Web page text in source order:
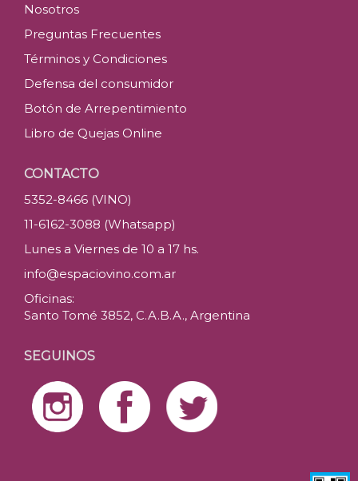
Nosotros
Preguntas Frecuentes
Términos y Condiciones
Defensa del consumidor
Botón de Arrepentimiento
Libro de Quejas Online
CONTACTO
5352-8466 (VINO)
11-6162-3088 (Whatsapp)
Lunes a Viernes de 10 a 17 hs.
info@espaciovino.com.ar
Oficinas:
Santo Tomé 3852, C.A.B.A., Argentina
SEGUINOS